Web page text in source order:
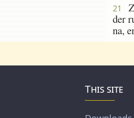
21
der
na,
This site